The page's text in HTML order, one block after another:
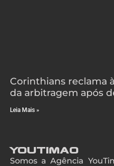
Corinthians reclama
da arbitragem após
Leia Mais »
YouTimao
Somos a Agência